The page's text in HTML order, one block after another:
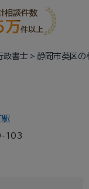
相談件数
件以上
政書士 静岡市葵区
駅
103